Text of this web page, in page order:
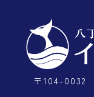
〒104-0032